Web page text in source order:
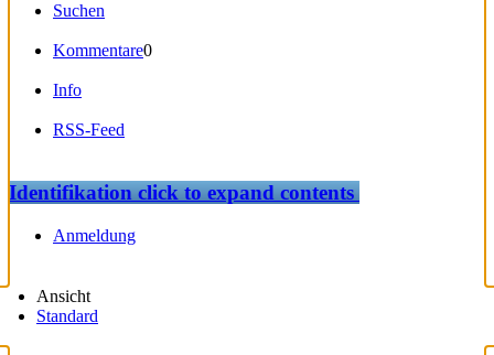
Suchen
Kommentare0
Info
RSS-Feed
Identifikationclick to expand contents
Anmeldung
Ansicht
Standard